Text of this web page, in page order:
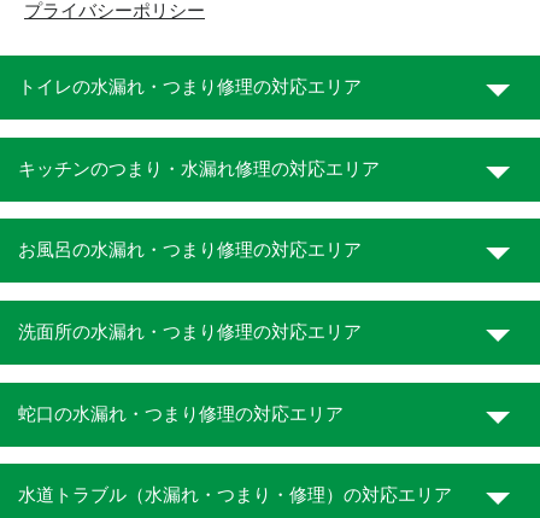
プライバシーポリシー
トイレの水漏れ・つまり修理の対応エリア
キッチンのつまり・水漏れ修理の対応エリア
お風呂の水漏れ・つまり修理の対応エリア
洗面所の水漏れ・つまり修理の対応エリア
蛇口の水漏れ・つまり修理の対応エリア
水道トラブル（水漏れ・つまり・修理）の対応エリア